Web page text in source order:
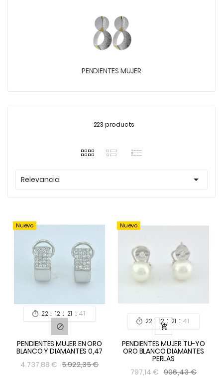
PENDIENTES MUJER
223 products
Relevancia 
Nuevo
 22 : 12 : 21 : 39

PENDIENTES MUJER EN ORO
BLANCO Y DIAMANTES 0,47
4.737,88 € 5.922,35 €
Nuevo
 22 : 12 : 21 : 39

PENDIENTES MUJER TU-YO
ORO BLANCO DIAMANTES
PERLAS
797,14 € 996,43 €